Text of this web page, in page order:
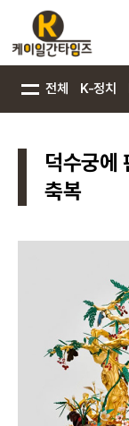
전체 K-정치
덕수궁에
축복